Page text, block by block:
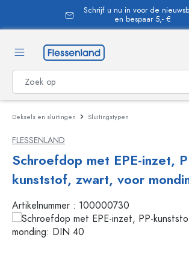
Schrijf u nu in voor de
en bespaar 5,- €
Deksels en sluitingen Sluitingstypen
FLESSENLAND
Schroefdop met EPE-inzet,
kunststof, zwart, voor
Artikelnummer : 100000730